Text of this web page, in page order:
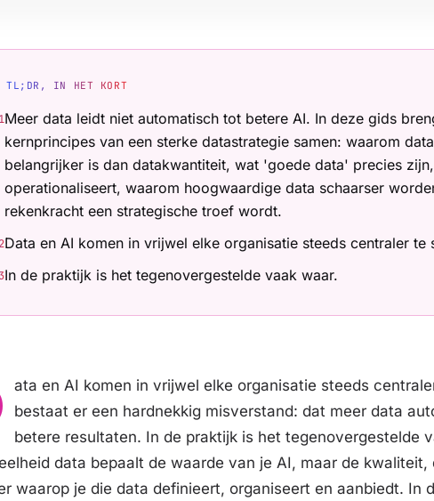
TL;DR, IN HET KORT
1Meer data leidt niet automatisch tot betere AI. In deze gids
kernprincipes van een sterke datastrategie samen: waarom
belangrijker is dan datakwantiteit, wat 'goede data' precies
operationaliseert, waarom hoogwaardige data schaarser
rekenkracht een strategische troef wordt.
2Data en AI komen in vrijwel elke organisatie steeds centraler te
3In de praktijk is het tegenovergestelde vaak waar.
ata en AI komen in vrijwel elke organisatie steeds
bestaat er een hardnekkig misverstand: dat meer data
betere resultaten. In de praktijk is het tegenovergestelde
data bepaalt de waarde van je AI, maar de kwaliteit,
waarop je die data definieert, organiseert en aanbiedt. In